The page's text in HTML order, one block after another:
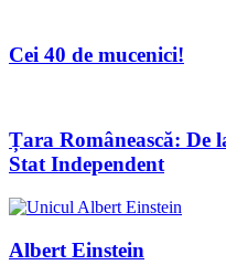
Cei 40 de mucenici!
Țara Românească: De
Stat Independent
Albert Einstein